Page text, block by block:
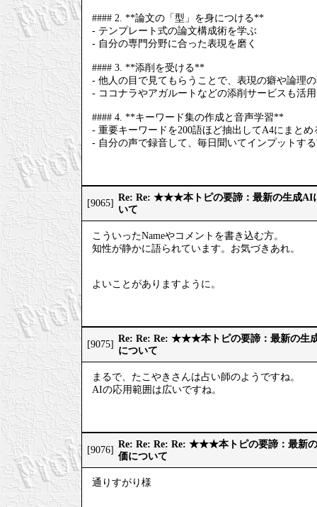
#### 2. **論文の「型」を身につける**
- テンプレート式の論文構成術を学ぶ
- 自分の専門分野に合った表現を磨く
#### 3. **添削を受ける**
- 他人の目で見てもらうことで、表現の癖や論理
- ココナラやアガルートなどの添削サービスも活
#### 4. **キーワード集の作成と音声学習**
- 重要キーワードを200語ほど抽出してA4にまとめ
- 自分の声で録音して、毎日聞いてインプットす
[9065]
Re: Re: ★★★本トピの要諦：最新の生成AI
いて
こういったNameやコメントを書き込む方。
知性が静かに語られています。お気づきあれ。
よいことがありますように。
[9075]
Re: Re: Re: ★★★本トピの要諦：最新の生
について
まるで、たこやきさんは占い師のようですね。
AIの応用範囲は広いですね。
[9076]
Re: Re: Re: Re: ★★★本トピの要諦：最新
価について
通りすがり様